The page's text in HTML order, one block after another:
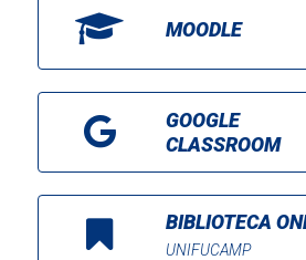
MOODLE
GOOGLE
CLASSROOM
BIBLIOTECA
UNIFUCAMP